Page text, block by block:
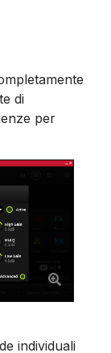
di
per
individuali